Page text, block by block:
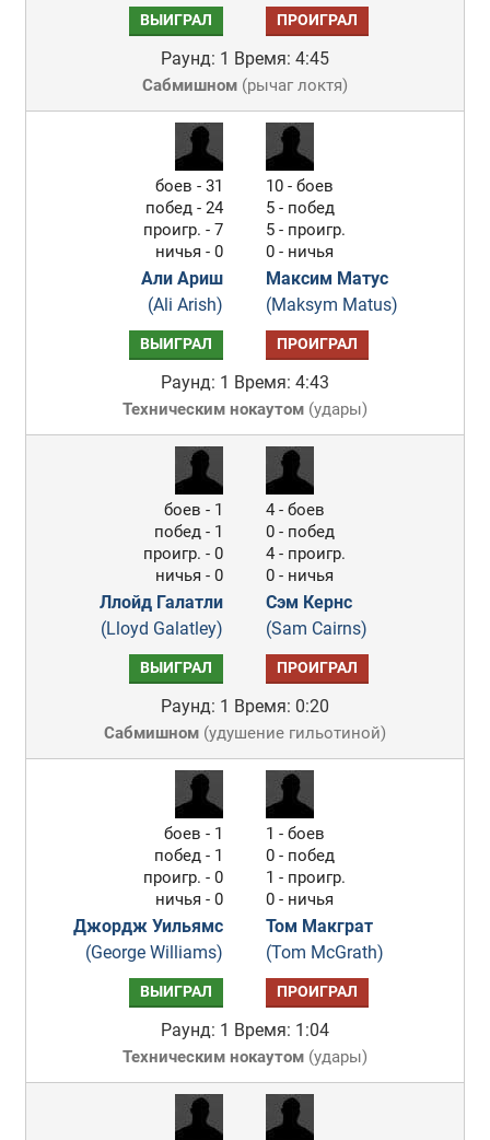
ВЫИГРАЛ ПРОИГРАЛ
Раунд: 1 Время: 4:45
Сабмишном(рычаг локтя)
боев - 31
побед - 24
проигр. - 7
ничья - 0
Али Ариш
(Ali Arish)
10 - боев
5 - побед
5 - проигр.
0 - ничья
Максим Матус
(Maksym Matus)
ВЫИГРАЛ ПРОИГРАЛ
Раунд: 1 Время: 4:43
Техническим нокаутом(удары)
боев - 1
побед - 1
проигр. - 0
ничья - 0
Ллойд Галатли
(Lloyd Galatley)
4 - боев
0 - побед
4 - проигр.
0 - ничья
Сэм Кернс
(Sam Cairns)
ВЫИГРАЛ ПРОИГРАЛ
Раунд: 1 Время: 0:20
Сабмишном(удушение гильотиной)
боев - 1
побед - 1
проигр. - 0
ничья - 0
Джордж Уильямс
(George Williams)
1 - боев
0 - побед
1 - проигр.
0 - ничья
Том Макграт
(Tom McGrath)
ВЫИГРАЛ ПРОИГРАЛ
Раунд: 1 Время: 1:04
Техническим нокаутом(удары)